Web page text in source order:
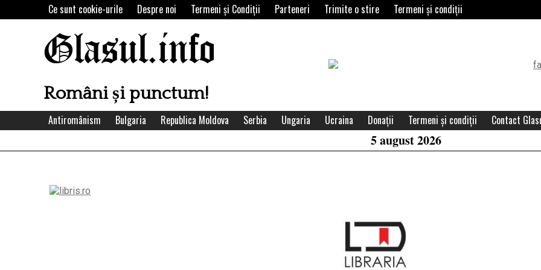
to
Ce sunt cookie-urile Despre noi Termeni şi Condiţii Parteneri Trimite o stire Termeni și condiții
Glasul.info
Români și punctum!
Header
Area
Antiromânism Bulgaria Republica Moldova Serbia Ungaria Ucraina Donații Termeni și condiții Contact
5 august 2026
Left
Asides